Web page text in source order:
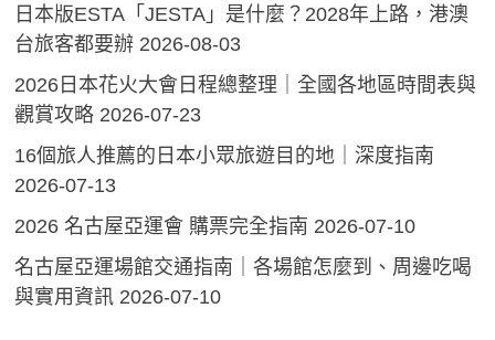
日本版ESTA「JESTA」是什麼？2028年上路，港澳
台旅客都要辦 2026-08-03
2026日本花火大會日程總整理｜全國各地區時間表與
觀賞攻略 2026-07-23
16個旅人推薦的日本小眾旅遊目的地｜深度指南
2026-07-13
2026 名古屋亞運會 購票完全指南 2026-07-10
名古屋亞運場館交通指南｜各場館怎麼到、周邊吃喝
與實用資訊 2026-07-10